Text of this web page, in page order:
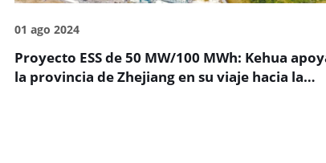
01 ago 2024
Proyecto ESS de 50 MW/100 MWh: Kehua
la provincia de Zhejiang en su viaje hacia la